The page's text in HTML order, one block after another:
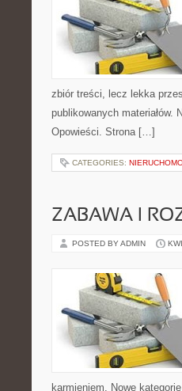
zbiór treści, lecz lekka
publikowanych
Opowieści. Strona […]
CATEGORIES:
ZABAWA I
POSTED BY ADMIN
karmieniem. Nowe